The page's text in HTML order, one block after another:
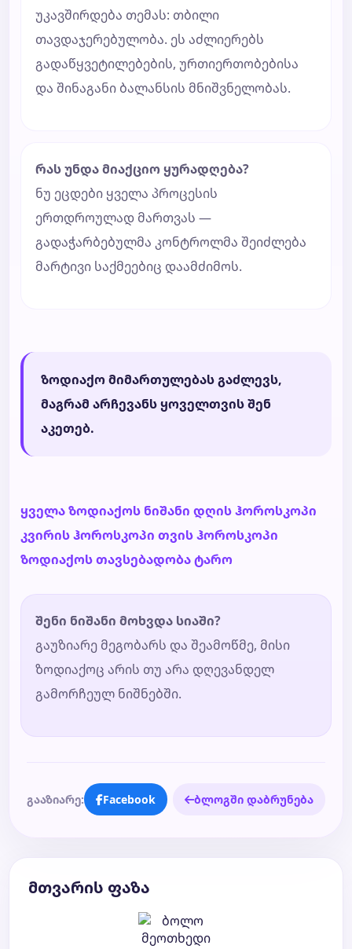
უკავშირდება თემას: თბილი
თავდაჯერებულობა. ეს აძლიერებს
გადაწყვეტილებების, ურთიერთობებისა
და შინაგანი ბალანსის მნიშვნელობას.
რას უნდა მიაქციო ყურადღება?
ნუ ეცდები ყველა პროცესის
ერთდროულად მართვას —
გადაჭარბებულმა კონტროლმა შეიძლება
მარტივი საქმეებიც დაამძიმოს.
ზოდიაქო მიმართულებას გაძლევს,
მაგრამ არჩევანს ყოველთვის შენ
აკეთებ.
ყველა ზოდიაქოს ნიშანი დღის ჰოროსკოპი
კვირის ჰოროსკოპი თვის ჰოროსკოპი
ზოდიაქოს თავსებადობატარო
შენი ნიშანი მოხვდა სიაში?
გაუზიარე მეგობარს და შეამოწმე, მისი
ზოდიაქოც არის თუ არა დღევანდელ
გამორჩეულ ნიშნებში.
გააზიარე: Facebook ბლოგში დაბრუნება
მთვარის ფაზა